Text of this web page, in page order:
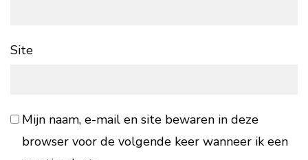
Site
Mijn naam, e-mail en site bewaren in deze
browser voor de volgende keer wanneer ik een